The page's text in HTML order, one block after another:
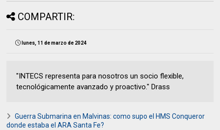
COMPARTIR:
lunes, 11 de marzo de 2024
"INTECS representa para nosotros un socio flexible,
tecnológicamente avanzado y proactivo." Drass
Guerra Submarina en Malvinas: como supo el HMS Conqueror
donde estaba el ARA Santa Fe?